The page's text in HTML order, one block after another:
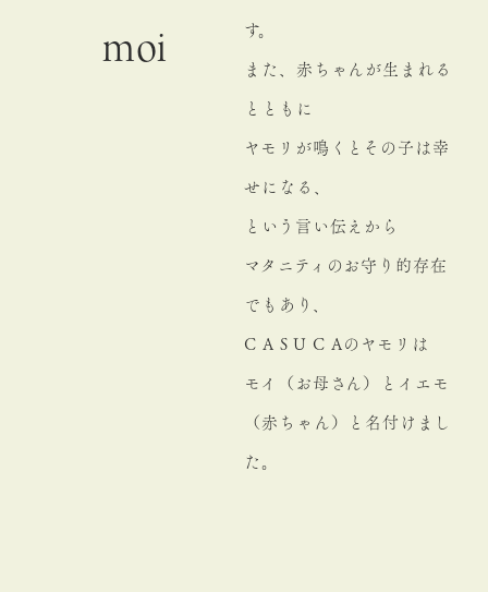
moi す。
また、赤ちゃんが生まれる
とともに
ヤモリが鳴くとその子は幸
せになる、
という言い伝えから
マタニティのお守り的存在
でもあり、
C A S U C Aのヤモリは
モイ（お母さん）とイエモ
（赤ちゃん）と名付けまし
た。